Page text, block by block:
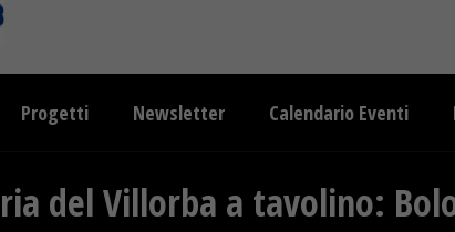
Progetti Newsletter Calendario Eventi
del Villorba a tavolino: